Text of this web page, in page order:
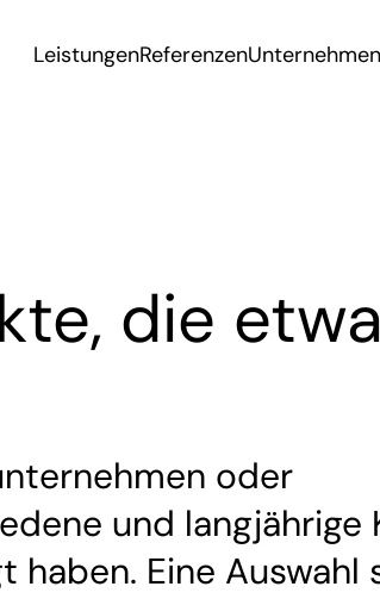
LeistungenReferenzenUnternehmen
die
oder
und langjährige
Eine Auswahl